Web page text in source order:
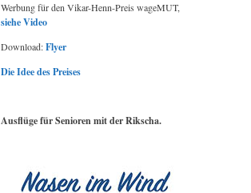
Werbung für den Vikar-Henn-Preis wageMUT,
siehe Video
Download:Flyer
Die Idee des Preises
Ausflüge für Senioren mit der Rikscha.